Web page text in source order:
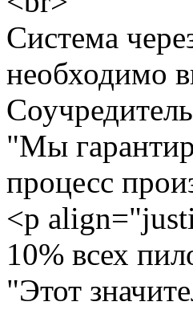
Система
необходимо
"Мы
процесс
<p
10% всех
"Этот